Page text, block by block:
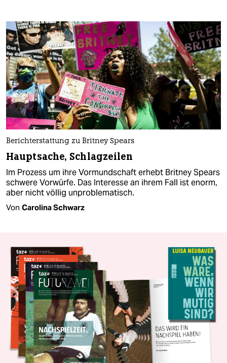
Berichterstattung zu Britney Spears
Hauptsache, Schlagzeilen
Im Prozess um ihre Vormundschaft erhebt Britney Spears
schwere Vorwürfe. Das Interesse an ihrem Fall ist enorm,
aber nicht völlig unproblematisch.
Von Carolina Schwarz